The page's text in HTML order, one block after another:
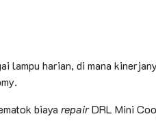
lampu harian, di mana
biaya repairDRL Mini